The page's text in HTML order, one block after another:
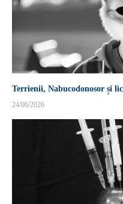
Terrienii, Nabucodonosor și
24/06/2026